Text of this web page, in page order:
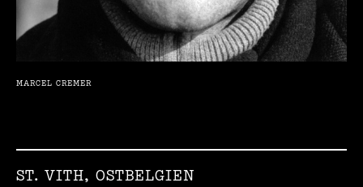
MARCEL CREMER
ST. VITH, OSTBELGIEN